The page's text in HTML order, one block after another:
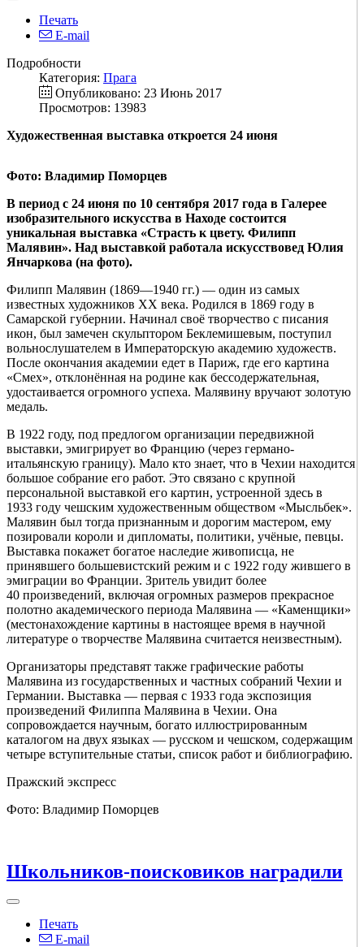
Печать
E-mail
Подробности
Категория: Прага
Опубликовано: 23 Июнь 2017
Просмотров: 13983
Художественная выставка откроется 24 июня
Фото: Владимир Поморцев
В период с 24 июня по 10 сентября 2017 года в Галерее
изобразительного искусства в Находе состоится
уникальная выставка «Страсть к цвету. Филипп
Малявин». Над выставкой работала искусствовед Юлия
Янчаркова (на фото).
Филипп Малявин (1869—1940 гг.) — один из самых
известных художников XX века. Родился в 1869 году в
Самарской губернии. Начинал своё творчество с писания
икон, был замечен скульптором Беклемишевым, поступил
вольнослушателем в Императорскую академию художеств.
После окончания академии едет в Париж, где его картина
«Смех», отклонённая на родине как бессодержательная,
удостаивается огромного успеха. Малявину вручают золотую
медаль.
В 1922 году, под предлогом организации передвижной
выставки, эмигрирует во Францию (через германо-
итальянскую границу). Мало кто знает, что в Чехии находится
большое собрание его работ. Это связано с крупной
персональной выставкой его картин, устроенной здесь в
1933 году чешским художественным обществом «Мысльбек».
Малявин был тогда признанным и дорогим мастером, ему
позировали короли и дипломаты, политики, учёные, певцы.
Выставка покажет богатое наследие живописца, не
принявшего большевистский режим и с 1922 году жившего в
эмиграции во Франции. Зритель увидит более
40 произведений, включая огромных размеров прекрасное
полотно академического периода Малявина — «Каменщики»
(местонахождение картины в настоящее время в научной
литературе о творчестве Малявина считается неизвестным).
Организаторы представят также графические работы
Малявина из государственных и частных собраний Чехии и
Германии. Выставка — первая с 1933 года экспозиция
произведений Филиппа Малявина в Чехии. Она
сопровождается научным, богато иллюстрированным
каталогом на двух языках — русском и чешском, содержащим
четыре вступительные статьи, список работ и библиографию.
Пражский экспресс
Фото: Владимир Поморцев
Школьников-поисковиков наградили
Печать
E-mail